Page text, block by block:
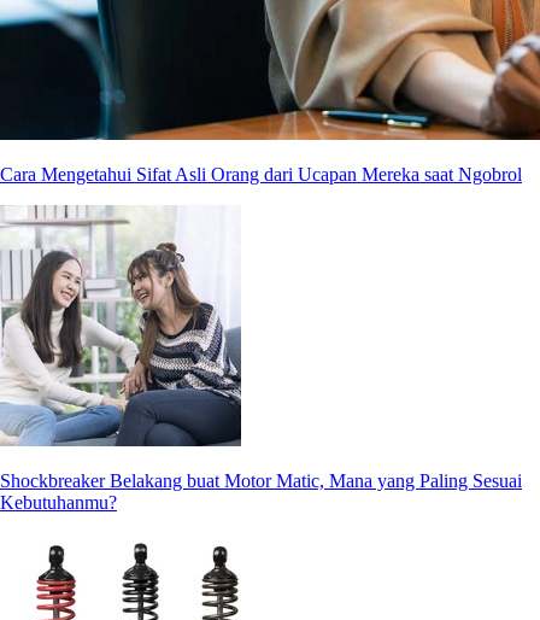
Cara Mengetahui Sifat Asli Orang dari Ucapan Mereka saat Ngobrol
Shockbreaker Belakang buat Motor Matic, Mana yang Paling Sesuai
Kebutuhanmu?